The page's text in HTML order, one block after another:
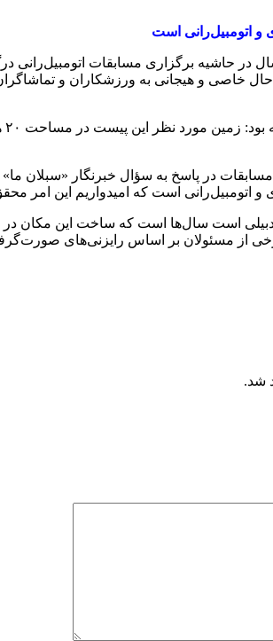
و اتومبیل‌رانی است
در حاشیه برگزاری مسابقات
مسابقات در پاسخ به سؤال خبرنگار
اتومبیل‌رانی است که امیدواریم این امر
است سال‌ها است که ساخت این مکان
مسئولان بر اساس رایزنی‌های صورت‌گرفته
شد.